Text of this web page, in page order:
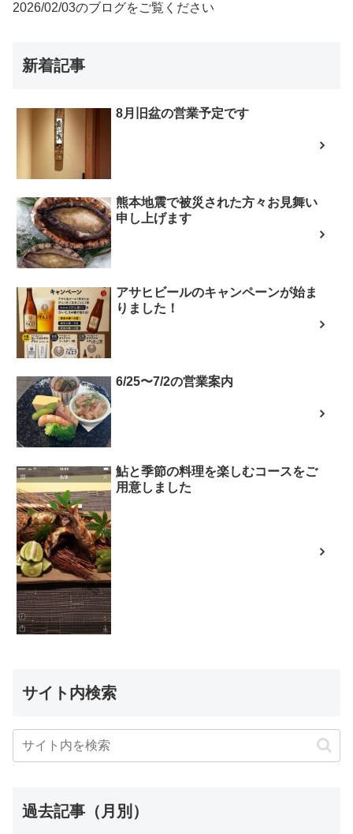
2026/02/03のブログをご覧ください
新着記事
8月旧盆の営業予定です
熊本地震で被災された方々お見舞い
申し上げます
アサヒビールのキャンペーンが始ま
りました！
6/25〜7/2の営業案内
鮎と季節の料理を楽しむコースをご
用意しました
サイト内検索
過去記事（月別）